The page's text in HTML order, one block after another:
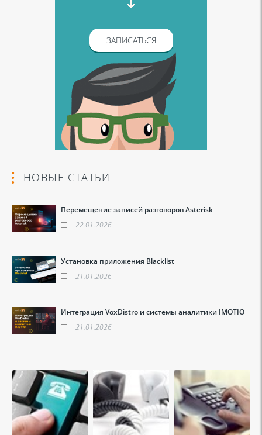
ЗАПИСАТЬСЯ
НОВЫЕ СТАТЬИ
Перемещение записей разговоров Asterisk
22.01.2026
Установка приложения Blacklist
21.01.2026
Интеграция VoxDistro и системы аналитики IMOTIO
21.01.2026